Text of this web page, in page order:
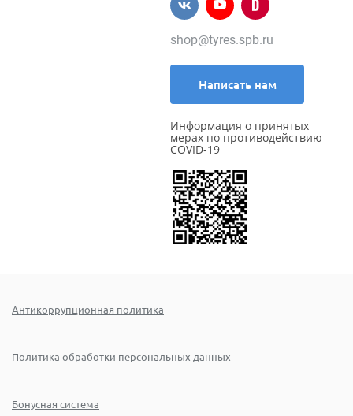
shop@tyres.spb.ru
Написать нам
Информация о принятых
мерах по противодействию
COVID-19
Антикоррупционная политика
Политика обработки персональных данных
Бонусная система